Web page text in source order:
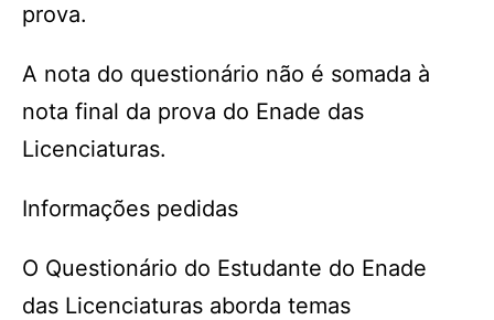
prova.
A nota do questionário não é somada à
nota final da prova do Enade das
Licenciaturas.
Informações pedidas
O Questionário do Estudante do Enade
das Licenciaturas aborda temas